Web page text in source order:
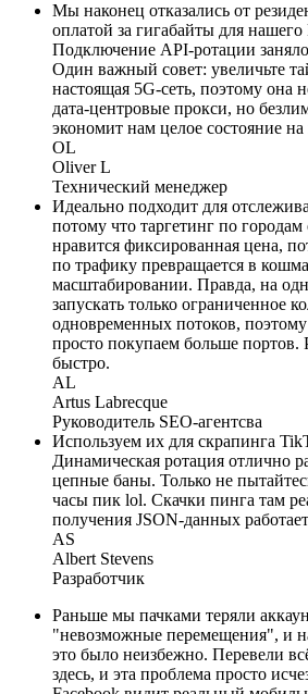
Мы наконец отказались от
оплатой за гигабайты для нашего
Подключение API-ротации
Один важный совет: увеличьте
настоящая 5G-сеть, поэтому она
дата-центровые прокси, но
экономит нам целое состояние на
OL
Oliver L
Технический менеджер
Идеально подходит для
потому что таргетинг по
нравится фиксированная цена,
по трафику превращается в
масштабировании. Правда, на
запускать только ограниченное
одновременных потоков,
просто покупаем больше портов.
быстро.
AL
Artus Labrecque
Руководитель SEO-агентсва
Используем их для скрапинга
Динамическая ротация отлично
цепные баны. Только не
часы пик lol. Скачки пинга там
получения JSON-данных
AS
Albert Stevens
Разработчик
Раньше мы пачками теряли
"невозможные перемещения", и
это было неизбежно. Перевели
здесь, и эта проблема просто